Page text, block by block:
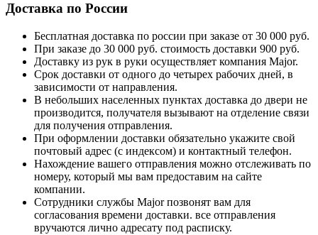
Доставка по России
Бесплатная доставка по россии при заказе от 30 000 руб.
При заказе до 30 000 руб. стоимость доставки 900 руб.
Доставку из рук в руки осуществляет компания Major.
Срок доставки от одного до четырех рабочих дней, в
зависимости от направления.
В небольших населенных пунктах доставка до двери не
производится, получателя вызывают на отделение связи
для получения отправления.
При оформлении доставки обязательно укажите свой
почтовый адрес (с индексом) и контактный телефон.
Нахождение вашего отправления можно отслеживать по
номеру, который мы вам предоставим на сайте
компании.
Сотрудники службы Major позвонят вам для
согласования времени доставки. все отправления
вручаются лично адресату под расписку.